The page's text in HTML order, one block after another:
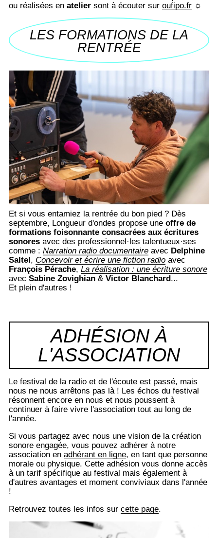
ou réalisées enatelier sont à écouter suroufipo.fr ☼
LES FORMATIONS DE LA
RENTRÉE
Et si vous entamiez la rentrée du bon pied ? Dès
septembre, Longueur d'ondes propose uneoffre de
formations foisonnante consacrées aux écritures
sonoresavec des professionnel·les talentueux·ses
comme :Narration radio documentaire avec Delphine
Saltel, Concevoir et écrire une fiction radio avec
François Pérache,La réalisation : une écriture sonore
avecSabine Zovighian &Victor Blanchard...
Et plein d'autres !
ADHÉSION À
L'ASSOCIATION
Le festival de la radio et de l'écoute est passé, mais
nous ne nous arrêtons pas là ! Les échos du festival
résonnent encore en nous et nous poussent à
continuer à faire vivre l'association tout au long de
l'année.
Si vous partagez avec nous une vision de la création
sonore engagée, vous pouvez adhérer à notre
association enadhérant en ligne, en tant que personne
morale ou physique. Cette adhésion vous donne accès
à un tarif spécifique au festival mais également à
d'autres avantages et moment conviviaux dans l'année
!
Retrouvez toutes les infos surcette page.